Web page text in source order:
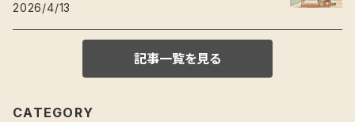
2026/4/13
記事一覧を見る
CATEGORY